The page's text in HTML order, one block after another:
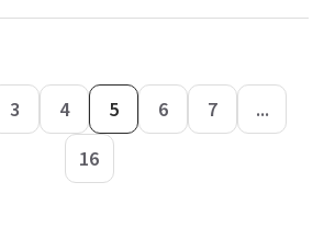
3 4 5 6 7
...
16